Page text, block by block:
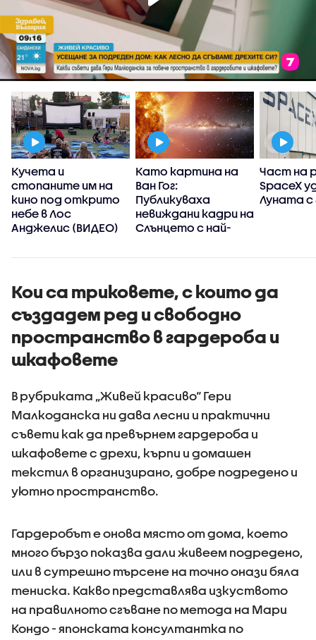
Кучета и
стопаните им на
кино под открито
небе в Лос
Анджелис (ВИДЕО)
Като картина на
Ван Гог:
Публикуваха
невиждани кадри на
Слънцето с най-
изображения
(ВИДЕО+СНИМКИ)
Част на
SpaceX
Луната с
Кои са триковете, с които да
създадем ред и свободно
пространство в гардероба и
шкафовете
В рубриката „Живей красиво“ Гери
Малкоданска ни дава лесни и практични
съвети как да превърнем гардероба и
шкафовете с дрехи, кърпи и домашен
текстил в организирано, добре подредено и
уютно пространство.
Гардеробът е онова място от дома, което
много бързо показва дали живеем подредено,
или в сутрешно търсене на точно онази бяла
тениска. Какво представлява изкуството
на правилното сгъване по метода на Мари
Кондо - японската консултантка по